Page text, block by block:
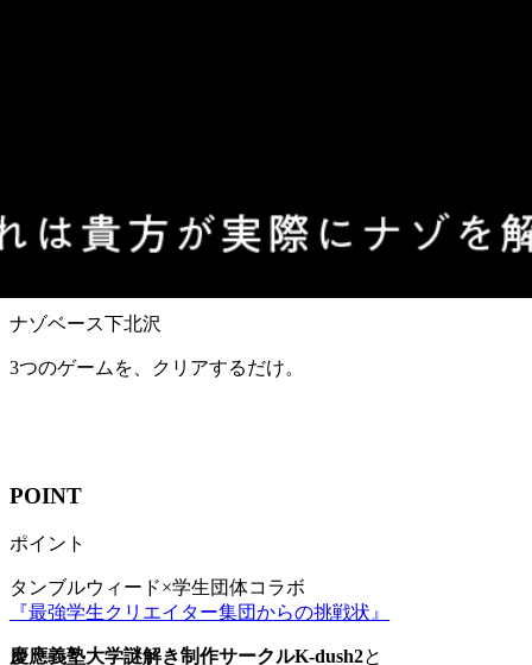
IMPOSSIBLE
ナゾベース下北沢
3つのゲームを、クリアするだけ。
POINT
ポイント
タンブルウィード×学生団体コラボ
『最強学生クリエイター集団からの挑戦状』
慶應義塾大学謎解き制作サークルK-dush2と